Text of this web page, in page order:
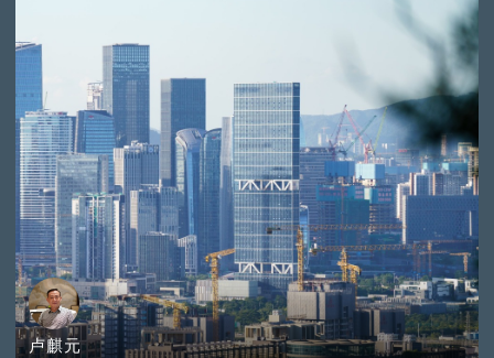
卢麒元